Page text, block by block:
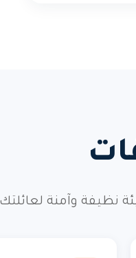
نظيفة وآمنة